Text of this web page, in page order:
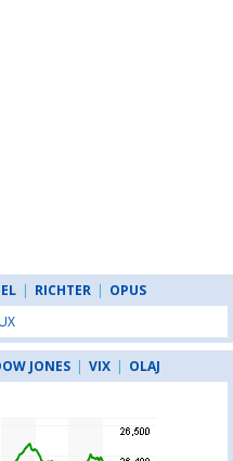
| RICHTER | OPUS
JONES | VIX | OLAJ